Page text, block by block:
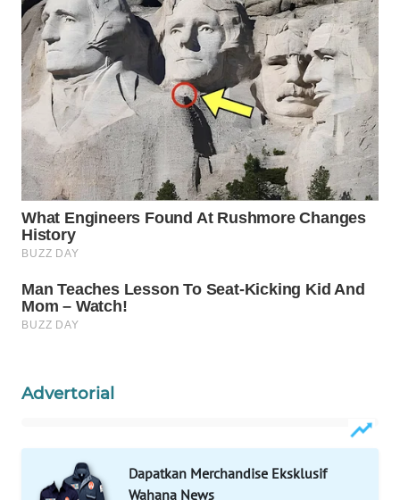
Advertorial
Dapatkan Merchandise Eksklusif
Wahana News
WN
MANDALIKA
WN
LIKUPANG
WN
LABUANBAJO
WN
BORNEO
Media
Group
WAHANA